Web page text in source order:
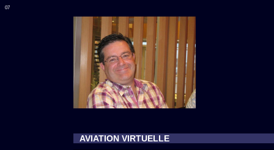
07
AVIATION VIRTUELLE